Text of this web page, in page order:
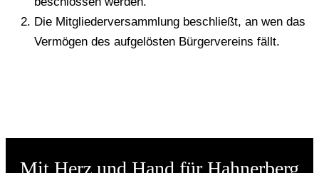
Die Mit­glie­der­ver­samm­lung beschließt, an wen das
Ver­mö­gen des auf­ge­lös­ten Bür­ger­ver­eins fällt.